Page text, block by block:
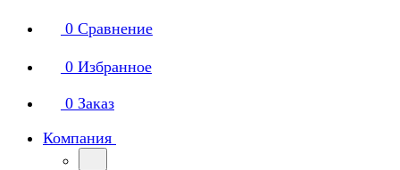
0 Сравнение
0 Избранное
0 Заказ
Компания